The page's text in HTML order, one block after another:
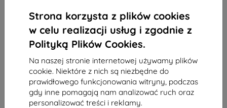
Strona korzysta z plików cookies
w celu realizacji usług i zgodnie z
Polityką Plików Cookies.
Na naszej stronie internetowej używamy plików
cookie. Niektóre z nich są niezbędne do
prawidłowego funkcjonowania witryny, podczas
gdy inne pomagają nam analizować ruch oraz
personalizować treści i reklamy.
Shield-Sk s.r.o.
Ulica Rudolfa Mocka 3750/2A
841 04 Bratislava
REGON:46701494
NIP VAT: SK2023549671